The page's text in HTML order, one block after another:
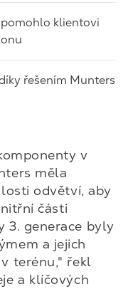
klientovi
řešením Munters
v
měla
odvětví, aby
části
3. generace byly
a jejich
terénu," řekl
a klíčových